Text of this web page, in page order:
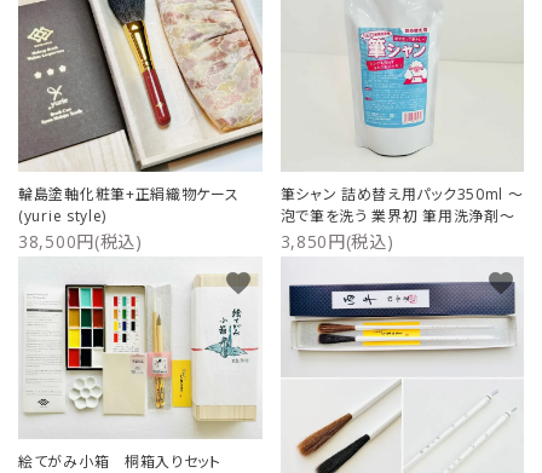
輪島塗軸化粧筆+正絹織物ケース
(yurie style)
38,500円(税込)
筆シャン 詰め替え用パック350ml ～
泡で筆を洗う 業界初 筆用洗浄剤～
3,850円(税込)
絵てがみ小箱 桐箱入りセット
favorite favorite